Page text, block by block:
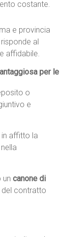
costante.
e provincia
al
affidabile.
per le
o
e
affitto la
un canone di
del contratto